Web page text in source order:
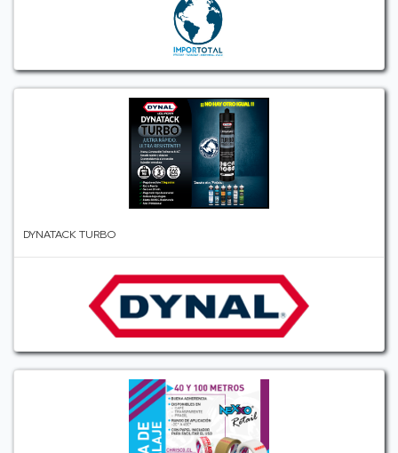
DYNATACK TURBO